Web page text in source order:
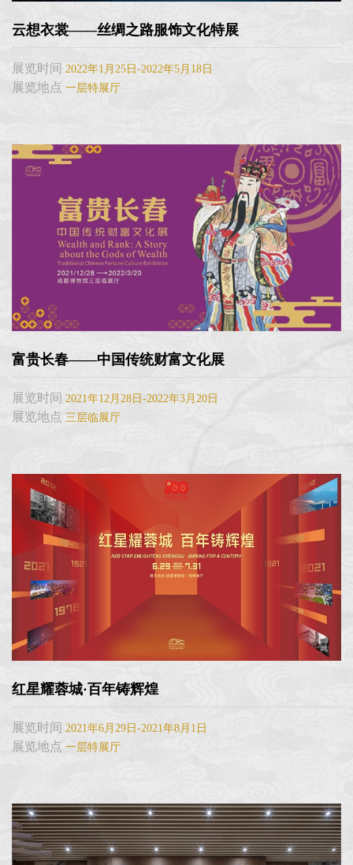
云想衣裳——丝绸之路服饰文化特展
展览时间 2022年1月25日-2022年5月18日
展览地点 一层特展厅
富贵长春——中国传统财富文化展
展览时间 2021年12月28日-2022年3月20日
展览地点 三层临展厅
红星耀蓉城·百年铸辉煌
展览时间 2021年6月29日-2021年8月1日
展览地点 一层特展厅